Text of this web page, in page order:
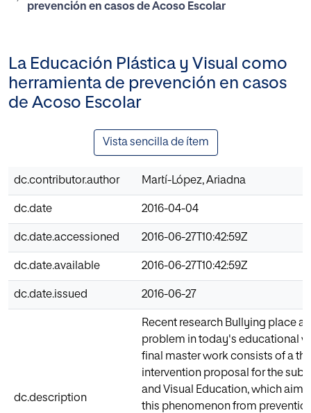
prevención en casos de Acoso Escolar
La Educación Plástica y Visual como
herramienta de prevención en casos
de Acoso Escolar
Vista sencilla de ítem
dc.contributor.author Martí-López, Ariadna
dc.date 2016-04-04
dc.date.accessioned 2016-06-27T10:42:59Z
dc.date.available 2016-06-27T10:42:59Z
dc.date.issued 2016-06-27
dc.description
Recent research Bullying place
problem in today's educational
final master work consists of a
intervention proposal for the
and Visual Education, which
this phenomenon from